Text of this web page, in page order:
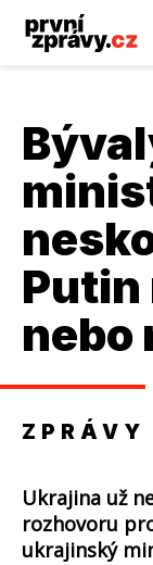
Putin
nebo
ZPRÁVY
Ukrajina už
rozhovoru
ukrajinský